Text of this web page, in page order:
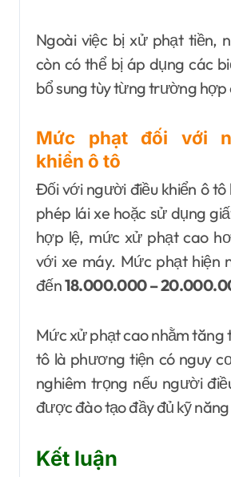
Ngoài việc bị xử phạt tiền,
còn có thể bị áp dụng các
bổ sung tùy từng trường hợp
Mức phạt đối với
khiển ô tô
Đối với người điều khiển ô tô
phép lái xe hoặc sử dụng
hợp lệ, mức xử phạt cao
với xe máy. Mức phạt hiện
đến18.000.000 –
Mức xử phạt cao nhằm tăng
tô là phương tiện có nguy
nghiêm trọng nếu người
được đào tạo đầy đủ kỹ năng
Kết luận